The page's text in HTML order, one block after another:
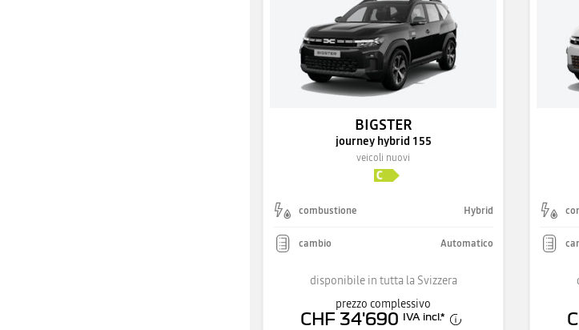
BIGSTER
journey hybrid 155
veicoli nuovi
combustione Hybrid
cambio Automatico
disponibile in tutta la Svizzera
prezzo complessivo
CHF 34'690 IVA incl.*